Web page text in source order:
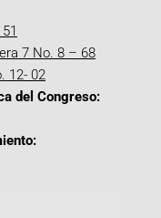
7 No. 8 – 68
12- 02
del Congreso: